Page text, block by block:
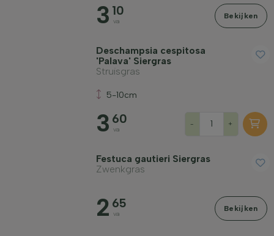
3 10
va
Bekijken
Deschampsia cespitosa
'Palava' Siergras
Struisgras
5-10cm
3 60
va
- +
Festuca gautieri Siergras
Zwenkgras
2 65
va
Bekijken